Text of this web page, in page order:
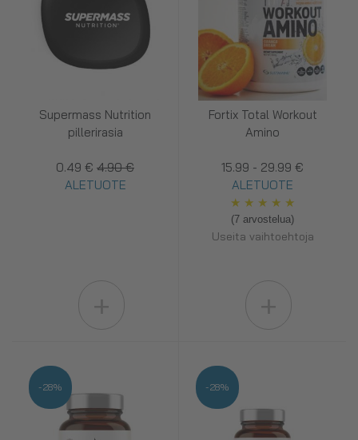
Supermass Nutrition
pillerirasia
0.49 € 4.90 €
ALETUOTE
Fortix Total Workout
Amino
15.99 - 29.99 €
ALETUOTE
★ ★ ★ ★ ★
(7 arvostelua)
Useita vaihtoehtoja
-28% -28%